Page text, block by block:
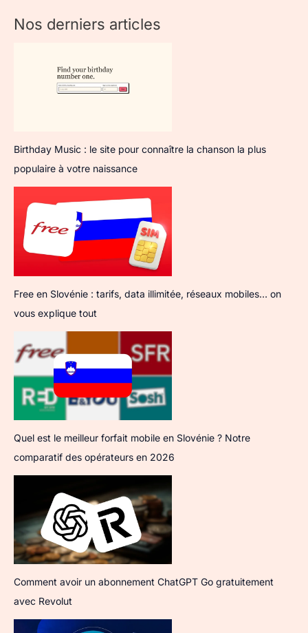
Nos derniers articles
Birthday Music : le site pour connaître la chanson la plus
populaire à votre naissance
Free en Slovénie : tarifs, data illimitée, réseaux mobiles… on
vous explique tout
Quel est le meilleur forfait mobile en Slovénie ? Notre
comparatif des opérateurs en 2026
Comment avoir un abonnement ChatGPT Go gratuitement
avec Revolut